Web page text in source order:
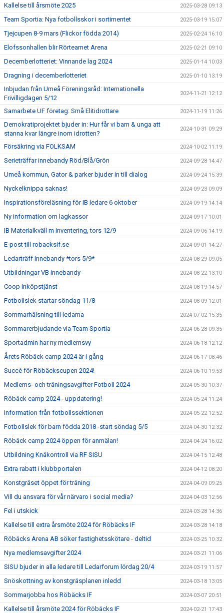
Kallelse till årsmöte 2025 2025-03-28 09:13
Team Sportia: Nya fotbollsskor i sortimentet 2025-03-19 15:07
Tjejcupen 8-9 mars (Flickor födda 2014) 2025-02-24 16:10
Elofssonhallen blir Rörteamet Arena 2025-02-21 09:10
Decemberlotteriet: Vinnande lag 2024 2025-01-14 10:03
Dragning i decemberlotteriet 2025-01-10 13:19
Inbjudan från Umeå Föreningsråd: Internationella
Frivilligdagen 5/12
2024-11-21 12:12
Samarbete UF företag: Små Elitidrottare 2024-11-19 11:26
Demokratiprojektet bjuder in: Hur får vi barn & unga att
stanna kvar längre inom idrotten?
2024-10-31 09:29
Försäkring via FOLKSAM 2024-10-02 11:19
Serieträffar innebandy Röd/Blå/Grön 2024-09-28 14:47
Umeå kommun, Gator & parker bjuder in till dialog 2024-09-24 15:39
Nyckelknippa saknas! 2024-09-23 09:09
Inspirationsföreläsning för IB ledare 6 oktober 2024-09-19 14:14
Ny information om lagkassor 2024-09-17 10:01
IB Materialkväll m inventering, tors 12/9 2024-09-06 14:19
E-post till robacksif.se 2024-09-01 14:27
Ledarträff Innebandy *tors 5/9* 2024-08-29 09:05
Utbildningar VB innebandy 2024-08-22 13:10
Coop Inköpstjänst 2024-08-19 14:57
Fotbollslek startar söndag 11/8 2024-08-09 12:01
Sommarhälsning till ledarna 2024-07-02 15:35
Sommarerbjudande via Team Sportia 2024-06-28 09:35
Sportadmin har ny medlemsvy 2024-06-18 12:12
Årets Röbäck camp 2024 är i gång 2024-06-17 08:46
Succé för Röbäckscupen 2024! 2024-06-10 19:53
Medlems- och träningsavgifter Fotboll 2024 2024-05-30 10:37
Röbäck camp 2024 - uppdatering! 2024-05-24 11:24
Information från fotbollssektionen 2024-05-22 12:52
Fotbollslek för barn födda 2018 -start söndag 5/5 2024-04-30 12:32
Röbäck camp 2024 öppen för anmälan! 2024-04-24 16:02
Utbildning Knäkontroll via RF SISU 2024-04-15 12:48
Extra rabatt i klubbportalen 2024-04-12 08:20
Konstgräset öppet för träning 2024-04-09 09:25
Vill du ansvara för vår närvaro i social media? 2024-04-03 12:56
Fel i utskick 2024-03-28 14:36
Kallelse till extra årsmöte 2024 för Röbäcks IF 2024-03-28 14:18
Röbäcks Arena AB söker fastighetsskötare - deltid 2024-03-25 10:32
Nya medlemsavgifter 2024 2024-03-21 11:06
SISU bjuder in alla ledare till Ledarforum lördag 20/4 2024-03-19 11:57
Snöskottning av konstgräsplanen inledd 2024-03-18 13:05
Sommarjobba hos Röbäcks IF 2024-03-07 20:51
Kallelse till årsmöte 2024 för Röbäcks IF 2024-02-21 17:43